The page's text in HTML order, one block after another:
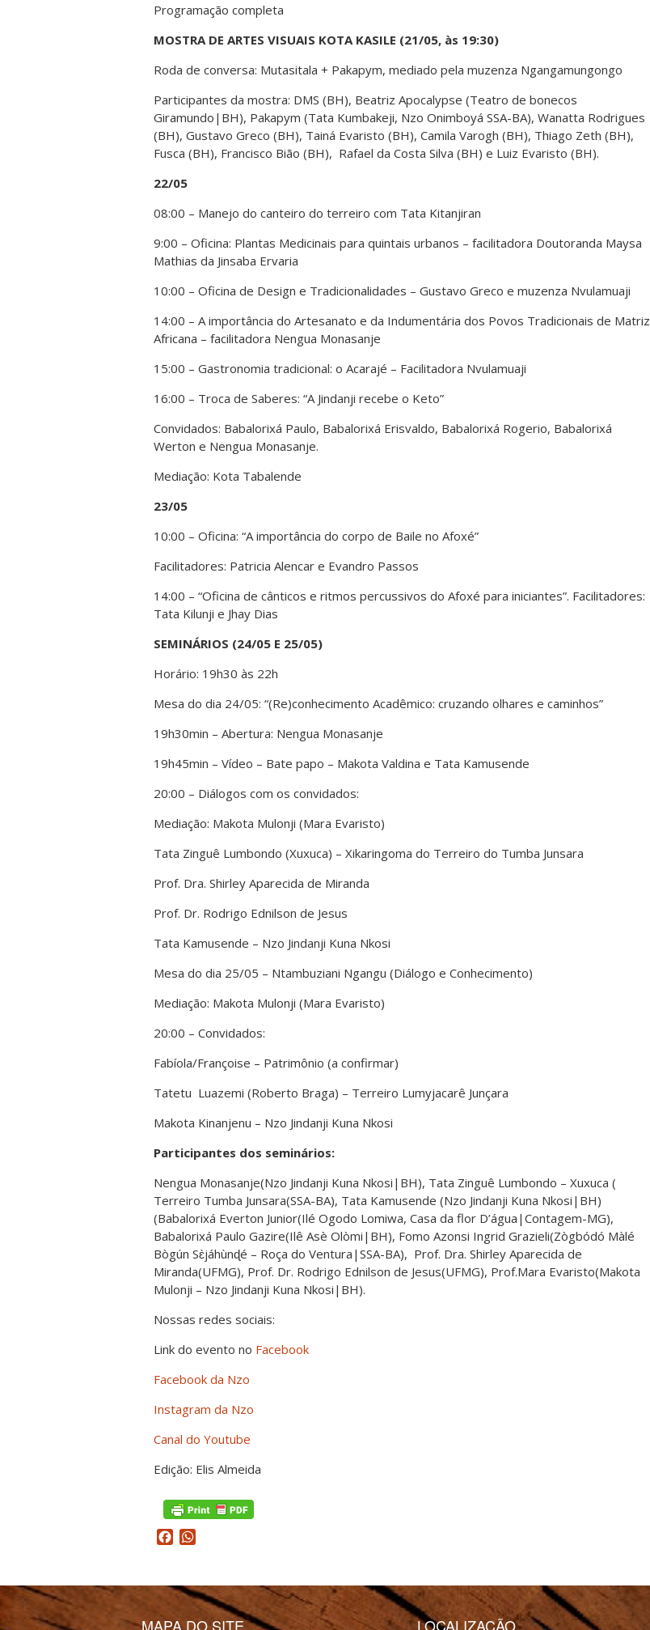
Programação completa
MOSTRA DE ARTES VISUAIS KOTA KASILE (21/05, às 19:30)
Roda de conversa: Mutasitala + Pakapym, mediado pela muzenza Ngangamungongo
Participantes da mostra: DMS (BH), Beatriz Apocalypse (Teatro de bonecos
Giramundo|BH), Pakapym (Tata Kumbakeji, Nzo Onimboyá SSA-BA), Wanatta Rodrigues
(BH), Gustavo Greco (BH), Tainá Evaristo (BH), Camila Varogh (BH), Thiago Zeth (BH),
Fusca (BH), Francisco Bião (BH), Rafael da Costa Silva (BH) e Luiz Evaristo (BH).
22/05
08:00 – Manejo do canteiro do terreiro com Tata Kitanjiran
9:00 – Oficina: Plantas Medicinais para quintais urbanos – facilitadora Doutoranda Maysa
Mathias da Jinsaba Ervaria
10:00 – Oficina de Design e Tradicionalidades – Gustavo Greco e muzenza Nvulamuaji
14:00 – A importância do Artesanato e da Indumentária dos Povos Tradicionais de Matriz
Africana – facilitadora Nengua Monasanje
15:00 – Gastronomia tradicional: o Acarajé – Facilitadora Nvulamuaji
16:00 – Troca de Saberes: “A Jindanji recebe o Keto”
Convidados: Babalorixá Paulo, Babalorixá Erisvaldo, Babalorixá Rogerio, Babalorixá
Werton e Nengua Monasanje.
Mediação: Kota Tabalende
23/05
10:00 – Oficina: “A importância do corpo de Baile no Afoxé”
Facilitadores: Patricia Alencar e Evandro Passos
14:00 – “Oficina de cânticos e ritmos percussivos do Afoxé para iniciantes”. Facilitadores:
Tata Kilunji e Jhay Dias
SEMINÁRIOS (24/05 E 25/05)
Horário: 19h30 às 22h
Mesa do dia 24/05: “(Re)conhecimento Acadêmico: cruzando olhares e caminhos”
19h30min – Abertura: Nengua Monasanje
19h45min – Vídeo – Bate papo – Makota Valdina e Tata Kamusende
20:00 – Diálogos com os convidados:
Mediação: Makota Mulonji (Mara Evaristo)
Tata Zinguê Lumbondo (Xuxuca) – Xikaringoma do Terreiro do Tumba Junsara
Prof. Dra. Shirley Aparecida de Miranda
Prof. Dr. Rodrigo Ednilson de Jesus
Tata Kamusende – Nzo Jindanji Kuna Nkosi
Mesa do dia 25/05 – Ntambuziani Ngangu (Diálogo e Conhecimento)
Mediação: Makota Mulonji (Mara Evaristo)
20:00 – Convidados:
Fabíola/Françoise – Patrimônio (a confirmar)
Tatetu Luazemi (Roberto Braga) – Terreiro Lumyjacarê Junçara
Makota Kinanjenu – Nzo Jindanji Kuna Nkosi
Participantes dos seminários:
Nengua Monasanje(Nzo Jindanji Kuna Nkosi|BH), Tata Zinguê Lumbondo – Xuxuca (
Terreiro Tumba Junsara(SSA-BA), Tata Kamusende (Nzo Jindanji Kuna Nkosi|BH)
(Babalorixá Everton Junior(Ilé Ogodo Lomiwa, Casa da flor D’água|Contagem-MG),
Babalorixá Paulo Gazire(Ilê Asè Olòmi|BH), Fomo Azonsi Ingrid Grazieli(Zògbódó Màlé
Bògún Sɛ̀jáhùnɖé – Roça do Ventura|SSA-BA), Prof. Dra. Shirley Aparecida de
Miranda(UFMG), Prof. Dr. Rodrigo Ednilson de Jesus(UFMG), Prof.Mara Evaristo(Makota
Mulonji – Nzo Jindanji Kuna Nkosi|BH).
Nossas redes sociais:
Link do evento no Facebook
Facebook da Nzo
Instagram da Nzo
Canal do Youtube
Edição: Elis Almeida
Facebook
MAPA DO SITE LOCALIZAÇÃO